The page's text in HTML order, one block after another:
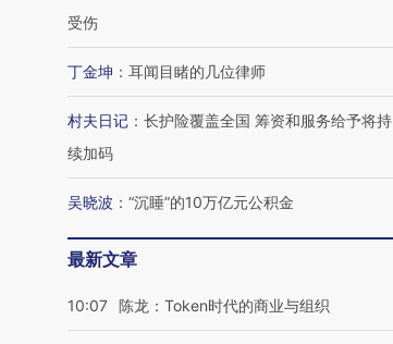
受伤
丁金坤 ： 耳闻目睹的几位律师
村夫日记 ： 长护险覆盖全国 筹资和服务给予将持
续加码
吴晓波 ： “沉睡”的10万亿元公积金
最新文章
10:07 陈龙：Token时代的商业与组织